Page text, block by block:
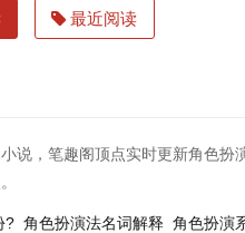
最近阅读
说，笔趣阁顶点实时更新角色
? 角色扮演法名词解释 角色扮演